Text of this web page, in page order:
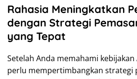
Rahasia Meningkatkan
dengan Strategi
yang Tepat
Setelah Anda memahami kebijakan
perlu mempertimbangkan strategi